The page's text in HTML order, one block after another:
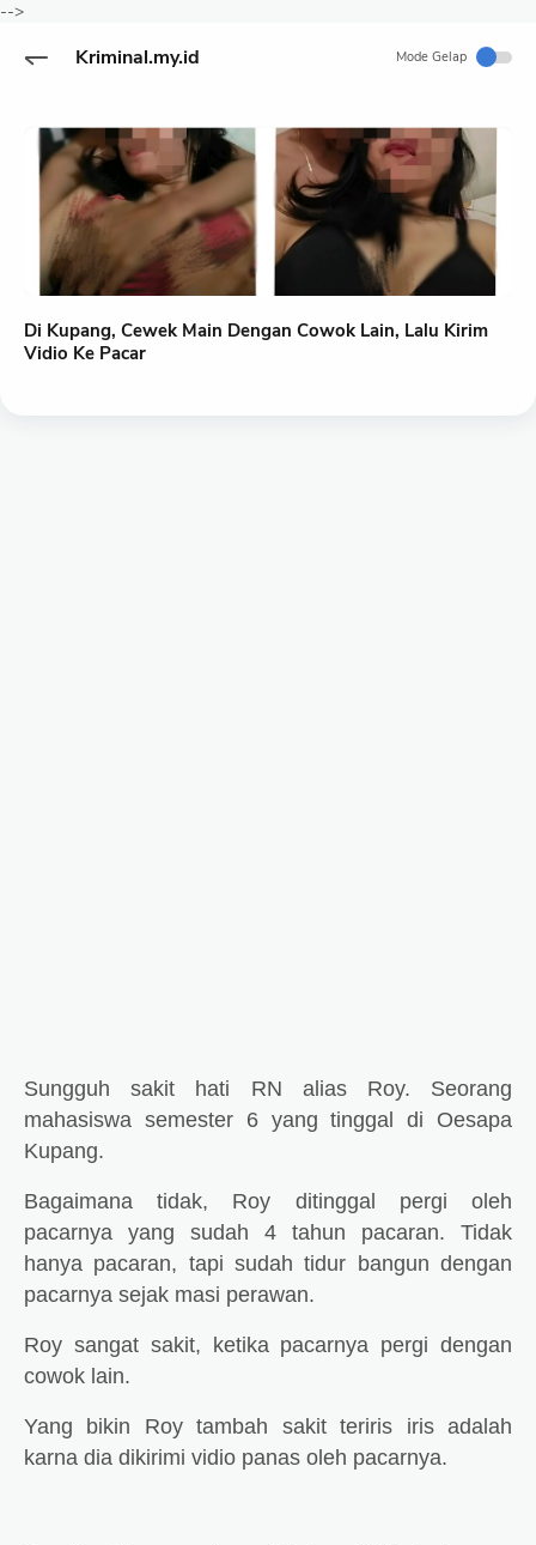
-->
Kriminal.my.id Mode Gelap
Di Kupang, Cewek Main Dengan Cowok Lain, Lalu Kirim
Vidio Ke Pacar
Sungguh sakit hati RN alias Roy. Seorang
mahasiswa semester 6 yang tinggal di Oesapa
Kupang.
Bagaimana tidak, Roy ditinggal pergi oleh
pacarnya yang sudah 4 tahun pacaran. Tidak
hanya pacaran, tapi sudah tidur bangun dengan
pacarnya sejak masi perawan.
Roy sangat sakit, ketika pacarnya pergi dengan
cowok lain.
Yang bikin Roy tambah sakit teriris iris adalah
karna dia dikirimi vidio panas oleh pacarnya.